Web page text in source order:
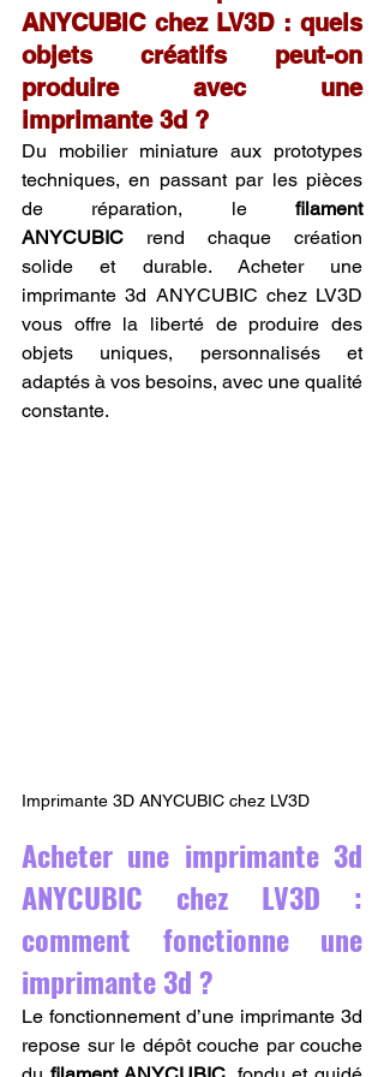
ANYCUBIC chez LV3D : quels
objets créatifs peut-on
produire avec une
imprimante 3d ?
Du mobilier miniature aux prototypes
techniques, en passant par les pièces
de réparation, le filament
ANYCUBIC rend chaque création
solide et durable. Acheter une
imprimante 3d ANYCUBIC chez LV3D
vous offre la liberté de produire des
objets uniques, personnalisés et
adaptés à vos besoins, avec une qualité
constante.
Imprimante 3D ANYCUBIC chez LV3D
Acheter une imprimante 3d
ANYCUBIC chez LV3D :
comment fonctionne une
imprimante 3d ?
Le fonctionnement d’une imprimante 3d
repose sur le dépôt couche par couche